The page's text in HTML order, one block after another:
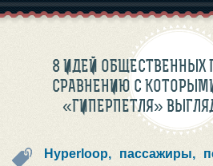
8 ИДЕЙ ОБЩЕСТВЕННЫХ
СРАВНЕНИЮ С
«ГИПЕРПЕТЛЯ»
Hyperloop, пассажиры,